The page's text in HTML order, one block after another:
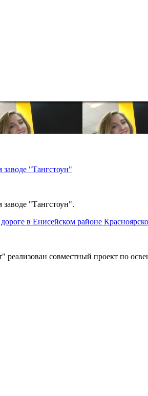
"Тангстоун"
"Тангстоун".
в Енисейском районе
совместный проект по